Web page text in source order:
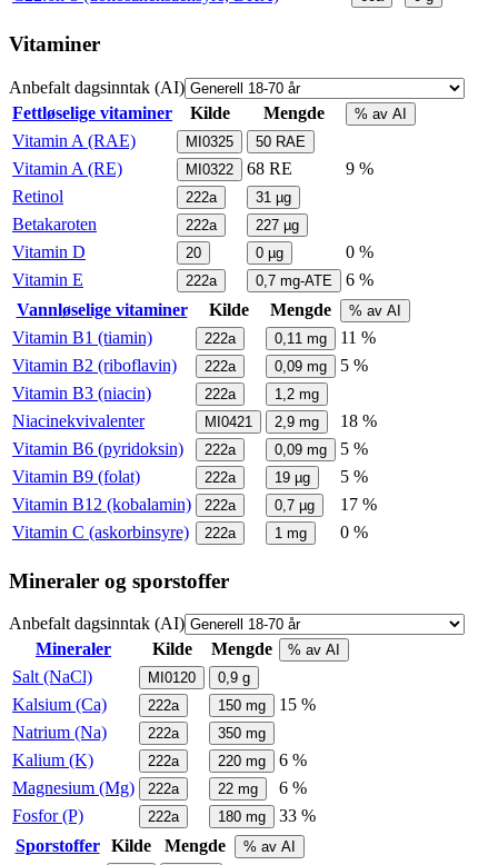
Vitaminer
Anbefalt dagsinntak (AI)
Fettløselige vitaminer
Kilde Mengde % av AI
Vitamin A (RAE) MI0325 50 RAE
Vitamin A (RE) MI0322 68 RE
9 %
Retinol
222a 31 µg
Betakaroten 222a 227 µg
Vitamin D 20 0 µg
0 %
Vitamin E
222a 0,7 mg-ATE
6 %
Vannløselige vitaminer
Kilde Mengde % av AI
Vitamin B1 (tiamin) 222a 0,11 mg
11 %
Vitamin B2 (riboflavin)
222a 0,09 mg
5 %
Vitamin B3 (niacin)
222a 1,2 mg
Niacinekvivalenter MI0421 2,9 mg
18 %
Vitamin B6 (pyridoksin)
222a 0,09 mg
5 %
Vitamin B9 (folat)
222a 19 µg
5 %
Vitamin B12 (kobalamin)
222a 0,7 µg
17 %
Vitamin C (askorbinsyre)
222a 1 mg 0 %
Mineraler og sporstoffer
Anbefalt dagsinntak (AI)
Mineraler
Kilde Mengde % av AI
Salt (NaCl) MI0120 0,9 g
Kalsium (Ca) 222a 150 mg
15 %
Natrium (Na)
222a 350 mg
Kalium (K) 222a 220 mg
6 %
Magnesium (Mg)
222a 22 mg
6 %
Fosfor (P)
222a 180 mg
33 %
Sporstoffer
Kilde Mengde % av AI